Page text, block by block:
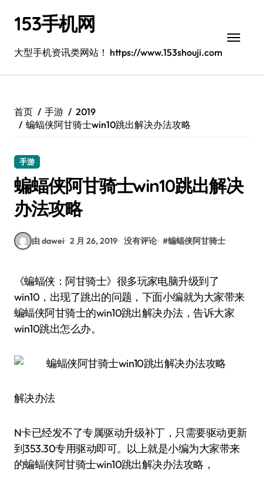
153手机网
大型手机资讯类网站！ https://www.153shouji.com
首页 手游
2019
蝙蝠侠阿甘骑士win10跳出解决办法攻略
手游
蝙蝠侠阿甘骑士win10跳出解决
办法攻略
由 dawei 2 月 26, 2019 没有评论 #蝙蝠侠阿甘骑士
《蝙蝠侠：阿甘骑士》很多玩家电脑升级到了
win10，出现了跳出的问题，下面小编就为大家带来
蝙蝠侠阿甘骑士的win10跳出解决办法，告诉大家
win10跳出怎么办。
解决办法
N卡已经发不了专属驱动升级补丁，只需要驱动更新
到353.30专用驱动即可。以上就是小编为大家带来
的蝙蝠侠阿甘骑士win10跳出解决办法攻略，